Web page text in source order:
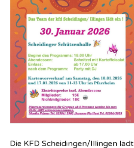
Die KFD Scheidingen/Illingen lädt